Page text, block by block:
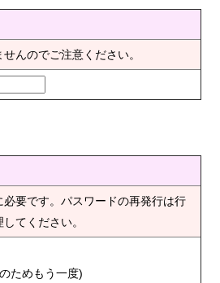
んのでご注意ください。
要です。パスワードの再発行は行
てください。
ためもう一度)